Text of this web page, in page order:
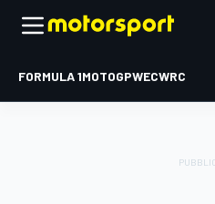
FORMULA 1MOTOGPWECWRC